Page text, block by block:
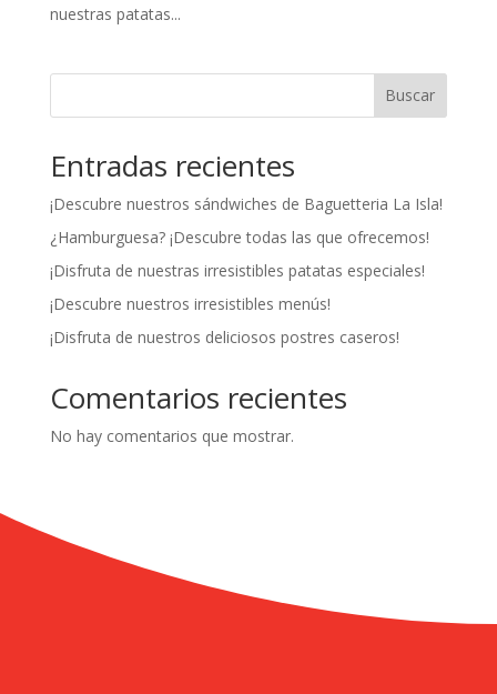
nuestras patatas...
Buscar
Entradas recientes
¡Descubre nuestros sándwiches de Baguetteria La Isla!
¿Hamburguesa? ¡Descubre todas las que ofrecemos!
¡Disfruta de nuestras irresistibles patatas especiales!
¡Descubre nuestros irresistibles menús!
¡Disfruta de nuestros deliciosos postres caseros!
Comentarios recientes
No hay comentarios que mostrar.